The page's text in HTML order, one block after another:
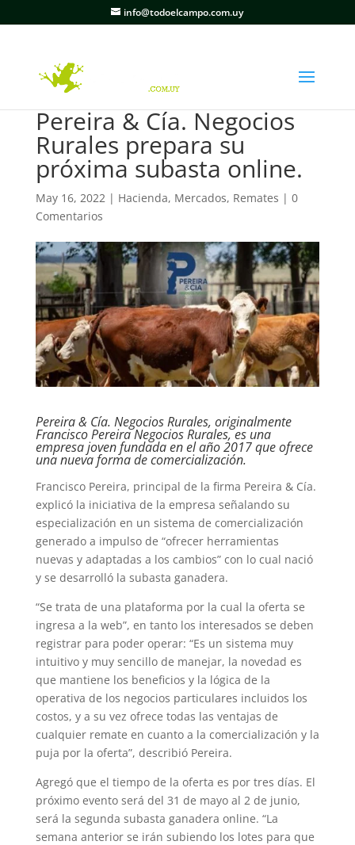
info@todoelcampo.com.uy
Pereira & Cía. Negocios
Rurales prepara su
próxima subasta online.
May 16, 2022| Hacienda, Mercados, Remates | 0
Comentarios
Pereira & Cía. Negocios Rurales, originalmente
Francisco Pereira Negocios Rurales, es una
empresa joven fundada en el año 2017 que ofrece
una nueva forma de comercialización.
Francisco Pereira, principal de la firma Pereira & Cía.
explicó la iniciativa de la empresa señalando su
especialización en un sistema de comercialización
generado a impulso de “ofrecer herramientas
nuevas y adaptadas a los cambios” con lo cual nació
y se desarrolló la subasta ganadera.
“Se trata de una plataforma por la cual la oferta se
ingresa a la web”, en tanto los interesados se deben
registrar para poder operar: “Es un sistema muy
intuitivo y muy sencillo de manejar, la novedad es
que mantiene los beneficios y la lógica de la
operativa de los negocios particulares incluidos los
costos, y a su vez ofrece todas las ventajas de
cualquier remate en cuanto a la comercialización y la
puja por la oferta”, describió Pereira.
Agregó que el tiempo de la oferta es por tres días. El
próximo evento será del 31 de mayo al 2 de junio,
será la segunda subasta ganadera online. “La
semana anterior se irán subiendo los lotes para que